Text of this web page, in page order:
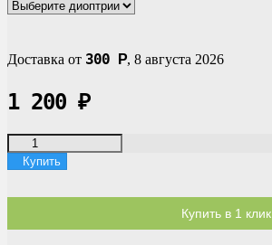
Доставка от 300 Р, 8 августа 2026
1 200 ₽
Купить
Купить в 1 клик